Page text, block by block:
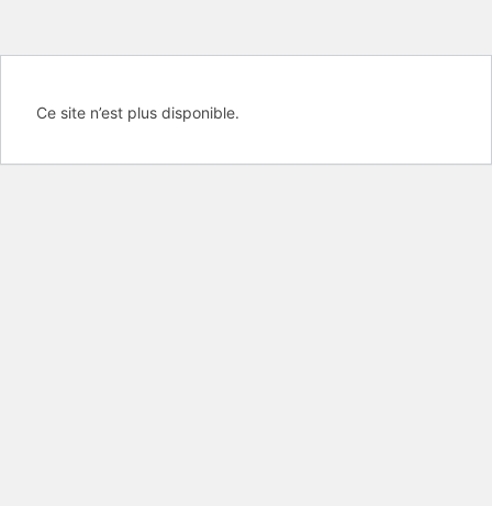
Ce site n’est plus disponible.